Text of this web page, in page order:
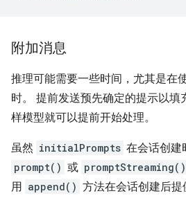
附加消息
推理可能需要一些时间，尤其是在
时。 提前发送预先确定的提示以填
样模型就可以提前开始处理。
虽然 initialPrompts 在会话创建
prompt() 或 promptStreaming()
用 append() 方法在会话创建后提